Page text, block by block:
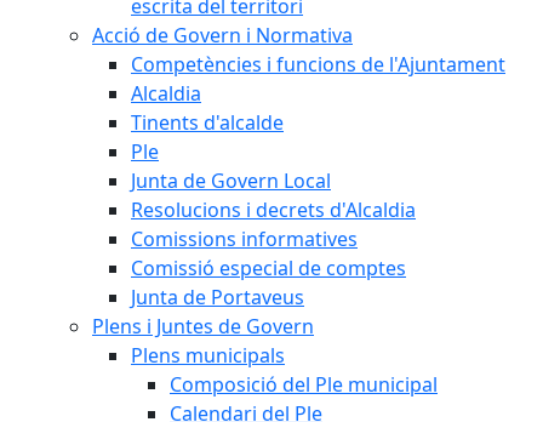
escrita del territori
Acció de Govern i Normativa
Competències i funcions de l'Ajuntament
Alcaldia
Tinents d'alcalde
Ple
Junta de Govern Local
Resolucions i decrets d'Alcaldia
Comissions informatives
Comissió especial de comptes
Junta de Portaveus
Plens i Juntes de Govern
Plens municipals
Composició del Ple municipal
Calendari del Ple